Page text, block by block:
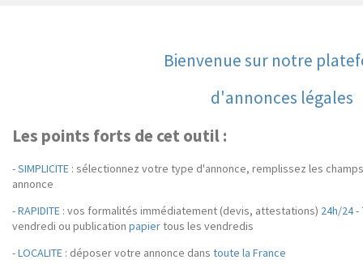
Bienvenue sur notre
d'annonces légales
Les points forts de cet outil :
-SIMPLICITE : sélectionnez votre type d'annonce, remplissez les
annonce
-RAPIDITE : vos formalités immédiatement (devis, attestations) 24h/24-
vendredi ou publication papiertous les vendredis
-LOCALITE : déposer votre annonce dans toute la France